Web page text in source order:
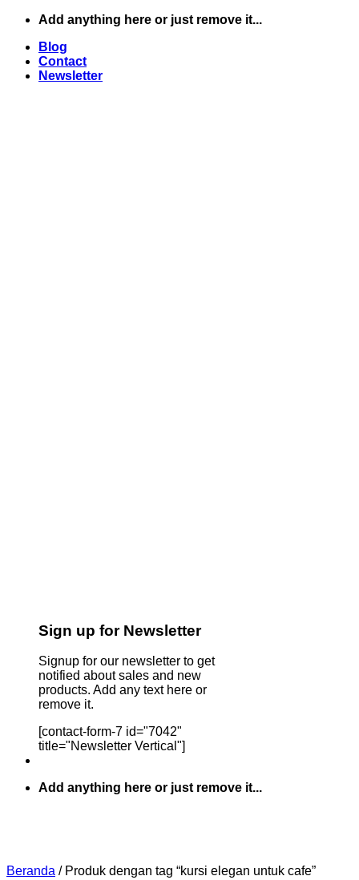
Skip
content
Add anything here or just remove it...
Blog
Contact
Newsletter
Sign up for Newsletter
Signup for our newsletter to get
notified about sales and new
products. Add any text here or
remove it.
[contact-form-7 id="7042"
title="Newsletter Vertical"]
Add anything here or just remove it...
Beranda /Produk dengan tag “kursi elegan untuk cafe”